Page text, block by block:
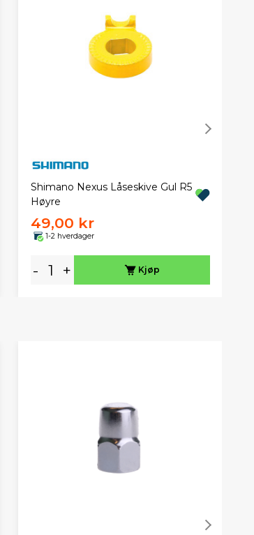
Shimano Nexus Låseskive Gul R5
Høyre
49,00 kr
1-2 hverdager
- + Kjøp